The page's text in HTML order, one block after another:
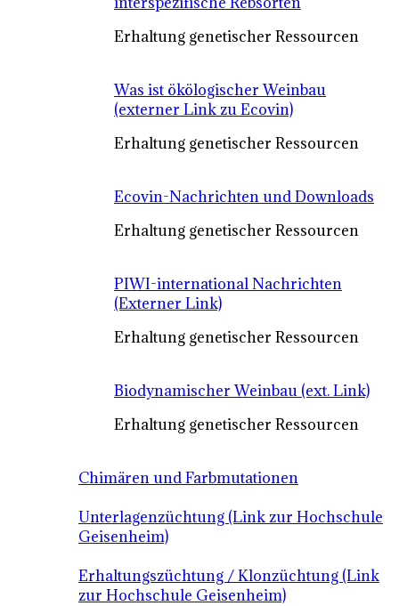
Erhaltung genetischer Ressourcen
Was ist ökölogischer Weinbau
(externer Link zu Ecovin)
Erhaltung genetischer Ressourcen
Ecovin-Nachrichten und Downloads
Erhaltung genetischer Ressourcen
PIWI-international Nachrichten
(Externer Link)
Erhaltung genetischer Ressourcen
Biodynamischer Weinbau (ext. Link)
Erhaltung genetischer Ressourcen
Chimären und Farbmutationen
Unterlagenzüchtung (Link zur Hochschule
Geisenheim)
Erhaltungszüchtung / Klonzüchtung (Link
zur Hochschule Geisenheim)